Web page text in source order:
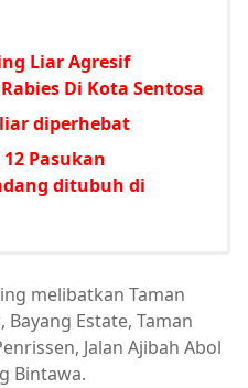
Liar Agresif
Di Kota Sentosa
diperhebat
Pasukan
ditubuh di
melibatkan Taman
Bayang Estate, Taman
Jalan Ajibah Abol
Bintawa.